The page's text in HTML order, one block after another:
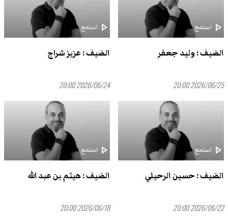
play_arrow استمع
الضيف : وليد جعفر
2026/06/25 20:00
play_arrow استمع
الضيف : عزيز شراج
2026/06/24 20:00
play_arrow استمع
الضيف : حسين الرحيلي
2026/06/22 20:00
play_arrow استمع
الضيف : هيثم بن عبد الله
2026/06/18 20:00